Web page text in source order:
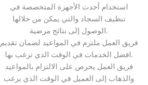
استخدام أحدث الأجهزة المتخصصة في
تنظيف السجاد والتي يمكن من خلالها
الوصول إلى نتائج مرضية.
فريق العمل ملتزم في المواعيد لضمان تقديم
افضل الخدمات في الوقت الذي ترغب بها.
فريق العمل يحرص على الالتزام بالمواعيد
والذهاب إلى العميل في الوقت الذي يرغب